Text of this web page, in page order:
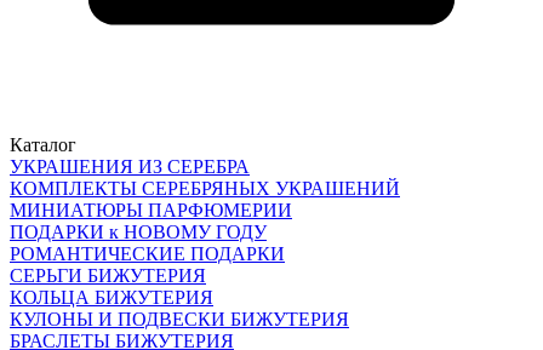
Каталог
УКРАШЕНИЯ ИЗ СЕРЕБРА
КОМПЛЕКТЫ СЕРЕБРЯНЫХ УКРАШЕНИЙ
МИНИАТЮРЫ ПАРФЮМЕРИИ
ПОДАРКИ к НОВОМУ ГОДУ
РОМАНТИЧЕСКИЕ ПОДАРКИ
СЕРЬГИ БИЖУТЕРИЯ
КОЛЬЦА БИЖУТЕРИЯ
КУЛОНЫ И ПОДВЕСКИ БИЖУТЕРИЯ
БРАСЛЕТЫ БИЖУТЕРИЯ